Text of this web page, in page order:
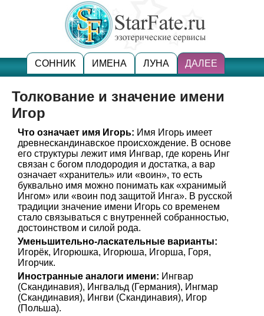
СОННИК ИМЕНА ЛУНА ДАЛЕЕ
Толкование и значение имени
Игор
Что означает имя Игорь: Имя Игорь имеет
древнескандинавское происхождение. В основе
его структуры лежит имя Ингвар, где корень Инг
связан с богом плодородия и достатка, а вар
означает «хранитель» или «воин», то есть
буквально имя можно понимать как «хранимый
Ингом» или «воин под защитой Инга». В русской
традиции значение имени Игорь со временем
стало связываться с внутренней собранностью,
достоинством и силой рода.
Уменьшительно-ласкательные варианты:
Игорёк, Игорюшка, Игорюша, Игорша, Горя,
Игорчик.
Иностранные аналоги имени: Ингвар
(Скандинавия), Ингвальд (Германия), Ингмар
(Скандинавия), Ингви (Скандинавия), Игор
(Польша).